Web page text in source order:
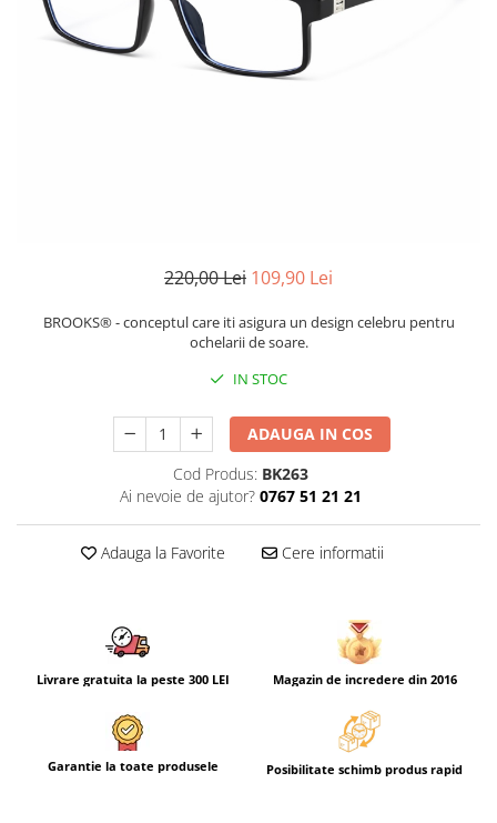
CERCEI
CEASURI DAMA
220,00 Lei 109,90 Lei
BROOKS® - conceptul care iti asigura un design celebru pentru
ochelarii de soare.
IN STOC
ADAUGA IN COS
Cod Produs: BK263
Ai nevoie de ajutor? 0767 51 21 21
Adauga la Favorite Cere informatii
Livrare gratuita la peste 300 LEI Magazin de incredere din 2016
Garantie la toate produsele Posibilitate schimb produs rapid